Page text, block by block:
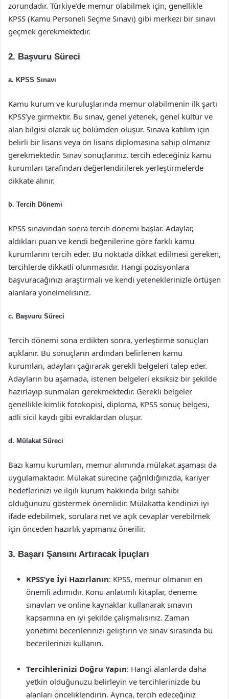
zorundadır. Türkiye’de memur olabilmek için, genellikle
KPSS (Kamu Personeli Seçme Sınavı) gibi merkezi bir sınavı
geçmek gerekmektedir.
2. Başvuru Süreci
a. KPSS Sınavı
Kamu kurum ve kuruluşlarında memur olabilmenin ilk şartı
KPSS’ye girmektir. Bu sınav, genel yetenek, genel kültür ve
alan bilgisi olarak üç bölümden oluşur. Sınava katılım için
belirli bir lisans veya ön lisans diplomasına sahip olmanız
gerekmektedir. Sınav sonuçlarınız, tercih edeceğiniz kamu
kurumları tarafından değerlendirilerek yerleştirmelerde
dikkate alınır.
b. Tercih Dönemi
KPSS sınavından sonra tercih dönemi başlar. Adaylar,
aldıkları puan ve kendi beğenilerine göre farklı kamu
kurumlarını tercih eder. Bu noktada dikkat edilmesi gereken,
tercihlerde dikkatli olunmasıdır. Hangi pozisyonlara
başvuracağınızı araştırmalı ve kendi yeteneklerinizle örtüşen
alanlara yönelmelisiniz.
c. Başvuru Süreci
Tercih dönemi sona erdikten sonra, yerleştirme sonuçları
açıklanır. Bu sonuçların ardından belirlenen kamu
kurumları, adayları çağırarak gerekli belgeleri talep eder.
Adayların bu aşamada, istenen belgeleri eksiksiz bir şekilde
hazırlayıp sunmaları gerekmektedir. Gerekli belgeler
genellikle kimlik fotokopisi, diploma, KPSS sonuç belgesi,
adli sicil kaydı gibi evraklardan oluşur.
d. Mülakat Süreci
Bazı kamu kurumları, memur alımında mülakat aşaması da
uygulamaktadır. Mülakat sürecine çağrıldığınızda, kariyer
hedeflerinizi ve ilgili kurum hakkında bilgi sahibi
olduğunuzu göstermek önemlidir. Mülakatta kendinizi iyi
ifade edebilmek, sorulara net ve açık cevaplar verebilmek
için önceden hazırlık yapmanız önerilir.
3. Başarı Şansını Artıracak İpuçları
KPSS’ye İyi Hazırlanın: KPSS, memur olmanın en
önemli adımıdır. Konu anlatımlı kitaplar, deneme
sınavları ve online kaynaklar kullanarak sınavın
kapsamına en iyi şekilde çalışmalısınız. Zaman
yönetimi becerilerinizi geliştirin ve sınav sırasında bu
becerilerinizi kullanın.
Tercihlerinizi Doğru Yapın: Hangi alanlarda daha
yetkin olduğunuzu belirleyin ve tercihlerinizde bu
alanları önceliklendirin. Ayrıca, tercih edeceğiniz